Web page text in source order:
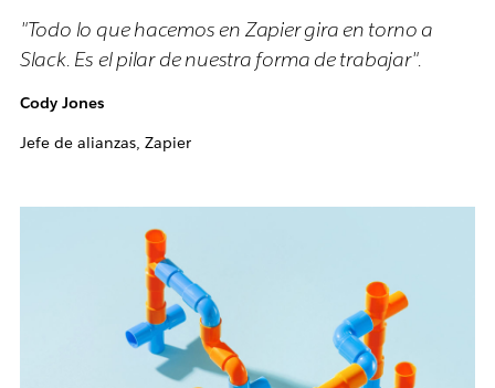
"Todo lo que hacemos en Zapier gira en torno a
Slack. Es el pilar de nuestra forma de trabajar".
Cody Jones
Jefe de alianzas, Zapier